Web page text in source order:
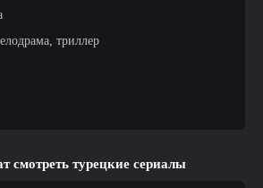
триллер
смотреть турецкие сериалы